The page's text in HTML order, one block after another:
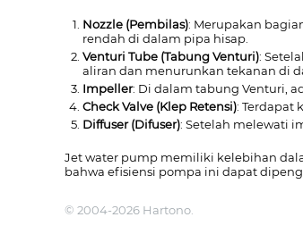
Nozzle (Pembilas): Merupakan
rendah di dalam pipa hisap.
Venturi Tube (Tabung Venturi):
aliran dan menurunkan tekanan di
Impeller: Di dalam tabung Venturi,
Check Valve (Klep Retensi): Terdapat
Diffuser (Difuser): Setelah melewati
Jet water pump memiliki kelebihan
bahwa efisiensi pompa ini dapat
© 2004-2026 Hartono.